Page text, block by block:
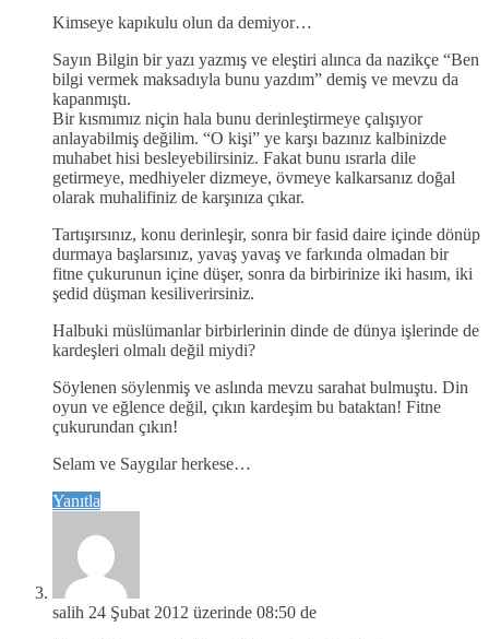
Kimseye kapıkulu olun da demiyor…
Sayın Bilgin bir yazı yazmış ve eleştiri alınca da nazikçe “Ben
bilgi vermek maksadıyla bunu yazdım” demiş ve mevzu da
kapanmıştı.
Bir kısmımız niçin hala bunu derinleştirmeye çalışıyor
anlayabilmiş değilim. “O kişi” ye karşı bazınız kalbinizde
muhabet hisi besleyebilirsiniz. Fakat bunu ısrarla dile
getirmeye, medhiyeler dizmeye, övmeye kalkarsanız doğal
olarak muhalifiniz de karşınıza çıkar.
Tartışırsınız, konu derinleşir, sonra bir fasid daire içinde dönüp
durmaya başlarsınız, yavaş yavaş ve farkında olmadan bir
fitne çukurunun içine düşer, sonra da birbirinize iki hasım, iki
şedid düşman kesiliverirsiniz.
Halbuki müslümanlar birbirlerinin dinde de dünya işlerinde de
kardeşleri olmalı değil miydi?
Söylenen söylenmiş ve aslında mevzu sarahat bulmuştu. Din
oyun ve eğlence değil, çıkın kardeşim bu bataktan! Fitne
çukurundan çıkın!
Selam ve Saygılar herkese…
Yanıtla
salih 24 Şubat 2012 üzerinde 08:50 de